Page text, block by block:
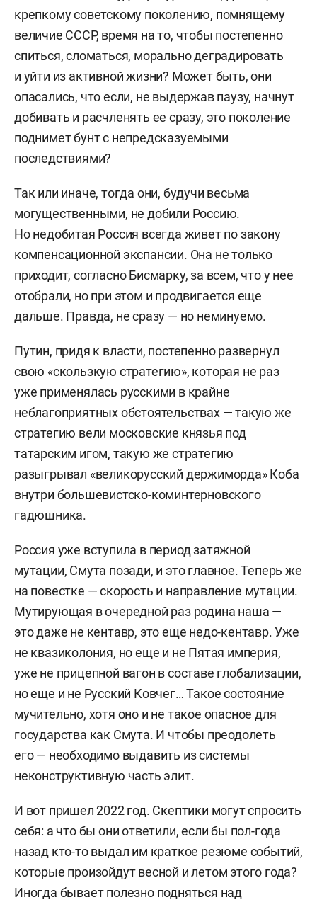
консерватизма (ИДК).
Родился в 1973 году под Москвой. С отличием
окончил факультет журналистики МГУ (1996)
и поступил в аспирантуру философского
факультета МГУ. В 2000 году защитил
кандидатскую диссертацию. Преподавал
в московских вузах, был научным сотрудником
крепкому советскому поколению, помнящему
величие СССР, время на то, чтобы постепенно
спиться, сломаться, морально деградировать
и уйти из активной жизни? Может быть, они
опасались, что если, не выдержав паузу, начнут
добивать и расчленять ее сразу, это поколение
поднимет бунт с непредсказуемыми
последствиями?
Так или иначе, тогда они, будучи весьма
могущественными, не добили Россию.
Но недобитая Россия всегда живет по закону
компенсационной экспансии. Она не только
приходит, согласно Бисмарку, за всем, что у нее
отобрали, но при этом и продвигается еще
дальше. Правда, не сразу — но неминуемо.
Путин, придя к власти, постепенно развернул
свою «скользкую стратегию», которая не раз
уже применялась русскими в крайне
неблагоприятных обстоятельствах — такую же
стратегию вели московские князья под
татарским игом, такую же стратегию
разыгрывал «великорусский держиморда» Коба
внутри большевистско-коминтерновского
гадюшника.
Россия уже вступила в период затяжной
мутации, Смута позади, и это главное. Теперь же
на повестке — скорость и направление мутации.
Мутирующая в очередной раз родина наша —
это даже не кентавр, это еще недо-кентавр. Уже
не квазиколония, но еще и не Пятая империя,
уже не прицепной вагон в составе глобализации,
но еще и не Русский Ковчег… Такое состояние
мучительно, хотя оно и не такое опасное для
государства как Смута. И чтобы преодолеть
его — необходимо выдавить из системы
неконструктивную часть элит.
И вот пришел 2022 год. Скептики могут спросить
себя: а что бы они ответили, если бы пол-года
назад кто-то выдал им краткое резюме событий,
которые произойдут весной и летом этого года?
Иногда бывает полезно подняться над